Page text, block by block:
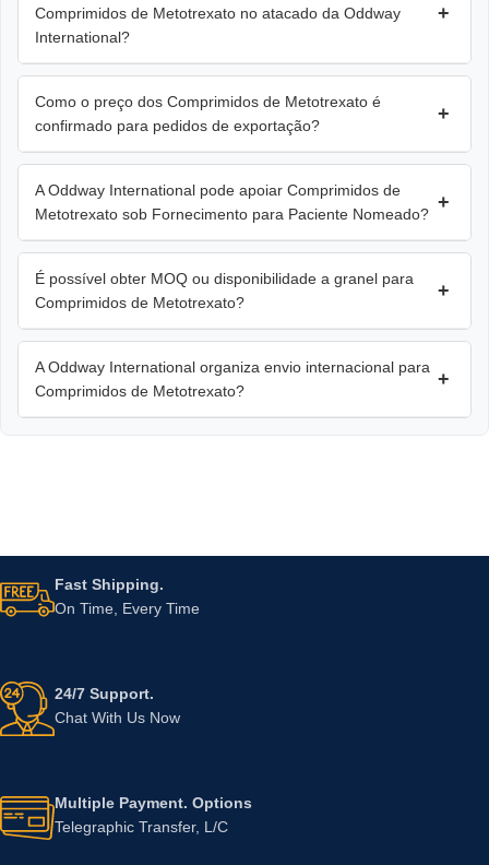
Comprimidos de Metotrexato no atacado da Oddway
International?
+
Como o preço dos Comprimidos de Metotrexato é
confirmado para pedidos de exportação?
+
A Oddway International pode apoiar Comprimidos de
Metotrexato sob Fornecimento para Paciente Nomeado?
+
É possível obter MOQ ou disponibilidade a granel para
Comprimidos de Metotrexato?
+
A Oddway International organiza envio internacional para
Comprimidos de Metotrexato?
+
Fast Shipping.
On Time, Every Time
24/7 Support.
Chat With Us Now
Multiple Payment. Options
Telegraphic Transfer, L/C